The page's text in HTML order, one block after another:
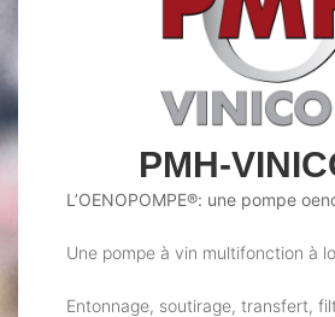
PMH-
L’OENOPOMPE®: une pompe
Une pompe à vin multifonction à
Entonnage, soutirage, transfert,